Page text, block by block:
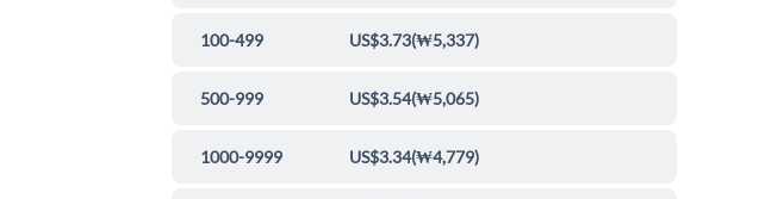
100-499 US$3.73(₩5,337)
500-999 US$3.54(₩5,065)
1000-9999 US$3.34(₩4,779)